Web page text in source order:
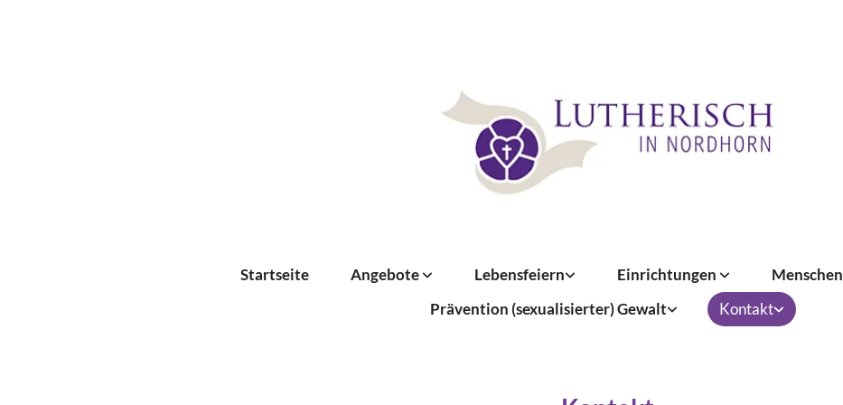
Startseite Angebote Lebensfeiern Einrichtungen Menschen
Prävention (sexualisierter) Gewalt
Kontakt